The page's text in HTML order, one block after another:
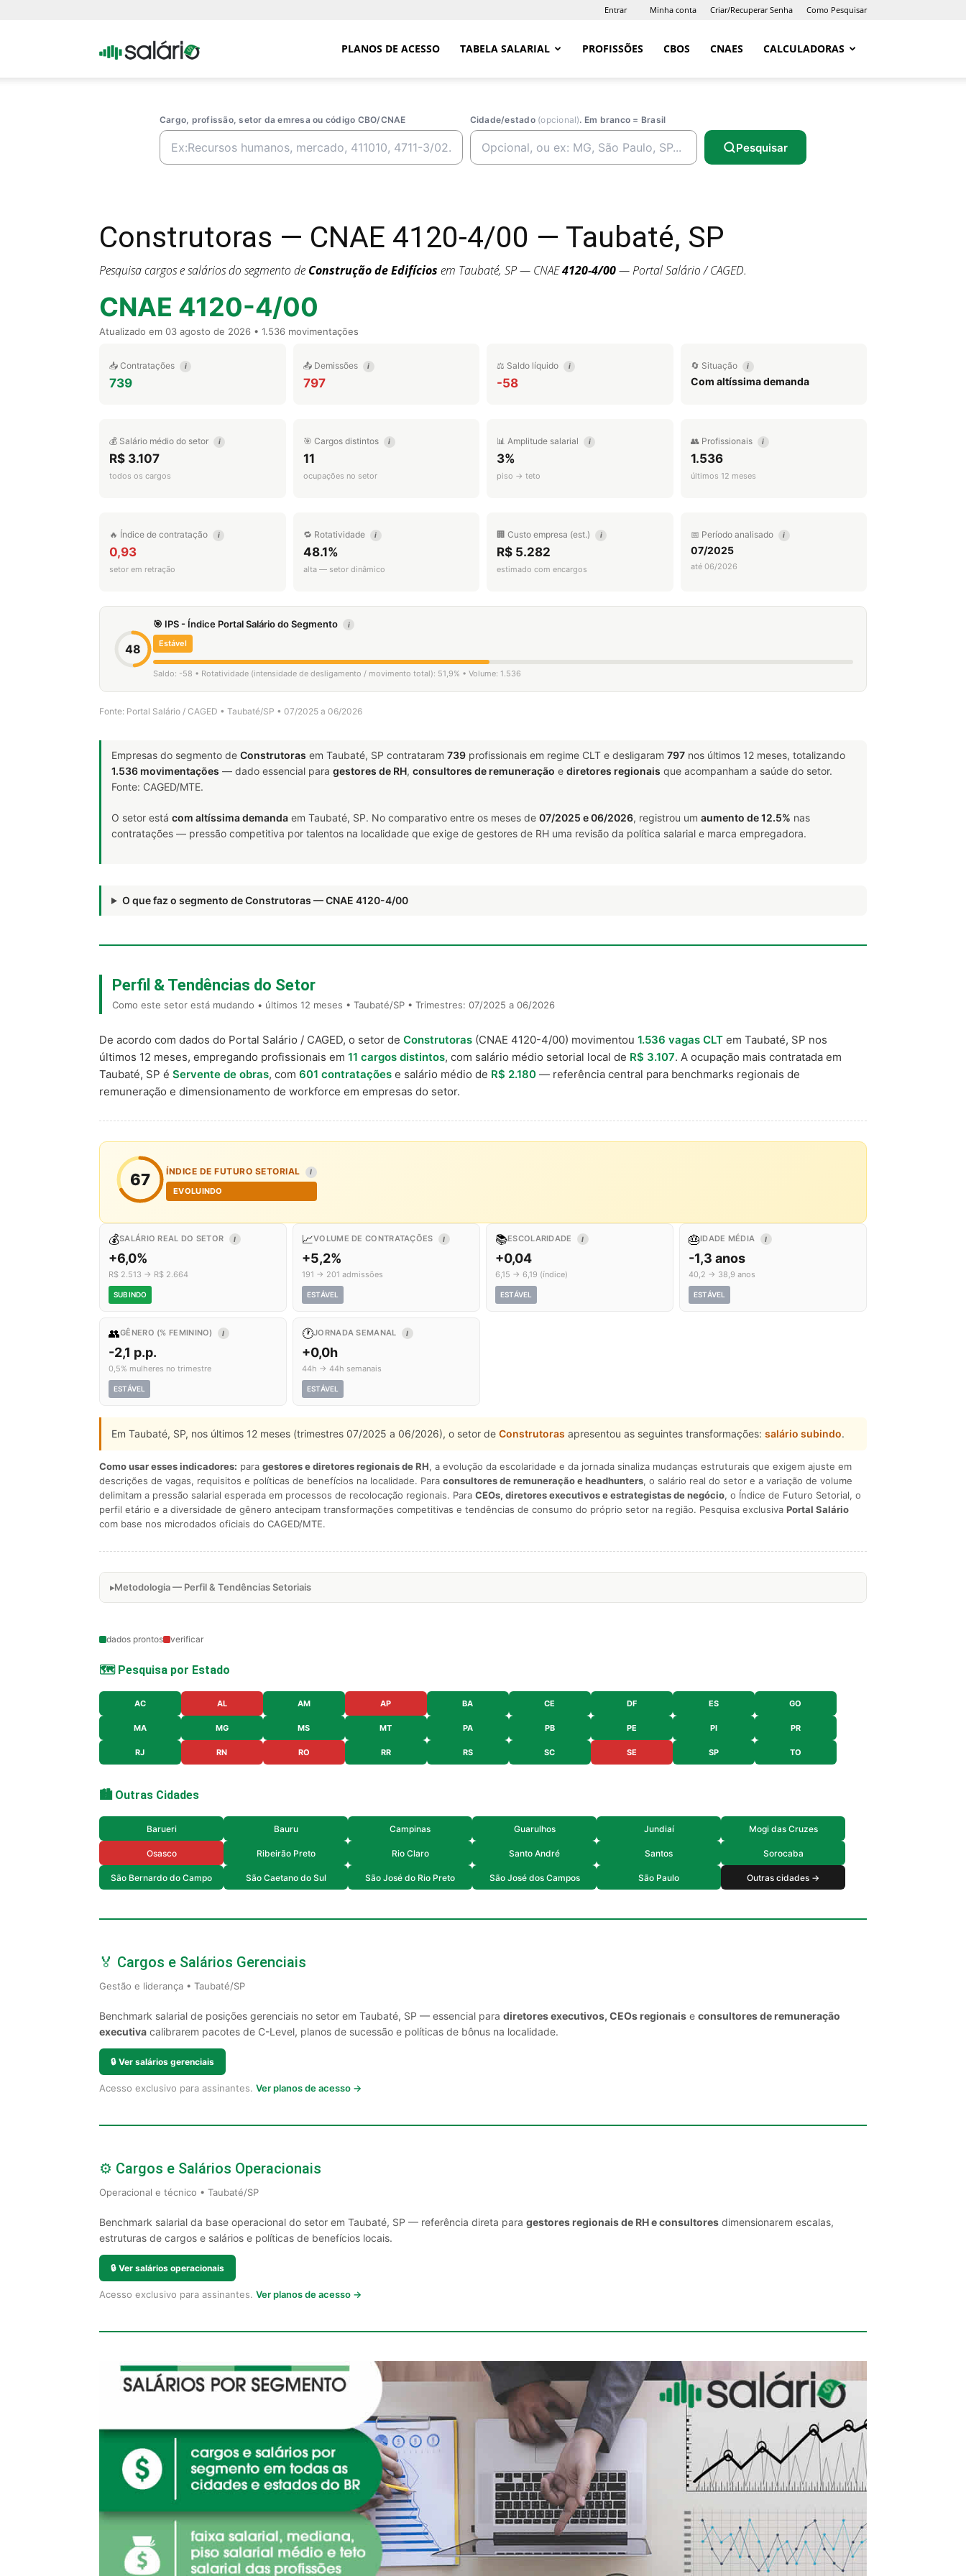
Entrar Minha conta Criar/Recuperar Senha Como Pesquisar
Portal PLANOS DE ACESSO TABELA SALARIAL PROFISSÕES CBOS CNAES CALCULADORAS
Cargo, profissão, setor da emresa ou código CBO/CNAE Cidade/estado (opcional). Em branco = Brasil
Pesquisar
Construtoras — CNAE 4120-4/00 — Taubaté, SP
Pesquisa cargos e salários do segmento de Construção de Edifícios em Taubaté, SP — CNAE4120-4/00— Portal Salário / CAGED.
CNAE 4120-4/00
Atualizado em 03 agosto de 2026 • 1.536 movimentações
📥 Contratações i
739
📤 Demissões i
797
⚖️ Saldo líquido i
-58
🔄 Situação i
Com altíssima demanda
💰 Salário médio do setor i
R$ 3.107
todos os cargos
🎯 Cargos distintos i
11
ocupações no setor
📊 Amplitude salarial i
3%
piso → teto
👥 Profissionais i
1.536
últimos 12 meses
🔥 Índice de contratação i
0,93
setor em retração
🔁 Rotatividade i
48.1%
alta — setor dinâmico
🏢 Custo empresa (est.) i
R$ 5.282
estimado com encargos
📅 Período analisado i
07/2025
até 06/2026
48
🎯 IPS - Índice Portal Salário do Segmento i
Estável
Saldo: -58 • Rotatividade (intensidade de desligamento / movimento total): 51,9% • Volume: 1.536
Fonte: Portal Salário / CAGED • Taubaté/SP • 07/2025 a 06/2026
Empresas do segmento de Construtoras em Taubaté, SP contrataram 739 profissionais em regime CLT e desligaram 797 nos últimos 12 meses, totalizando
1.536 movimentações — dado essencial para gestores de RH, consultores de remuneração e diretores regionais que acompanham a saúde do setor.
Fonte: CAGED/MTE.
O setor está com altíssima demanda em Taubaté, SP. No comparativo entre os meses de 07/2025 e 06/2026, registrou um aumento de 12.5% nas
contratações — pressão competitiva por talentos na localidade que exige de gestores de RH uma revisão da política salarial e marca empregadora.
O que faz o segmento de Construtoras — CNAE 4120-4/00
Perfil & Tendências do Setor
Como este setor está mudando • últimos 12 meses • Taubaté/SP • Trimestres: 07/2025 a 06/2026
De acordo com dados do Portal Salário / CAGED, o setor de Construtoras (CNAE 4120-4/00) movimentou 1.536 vagas CLT em Taubaté, SP nos
últimos 12 meses, empregando profissionais em 11 cargos distintos, com salário médio setorial local de R$ 3.107. A ocupação mais contratada em
Taubaté, SP é Servente de obras, com 601 contratações e salário médio de R$ 2.180 — referência central para benchmarks regionais de
remuneração e dimensionamento de workforce em empresas do setor.
67 ÍNDICE DE FUTURO SETORIAL I
EVOLUINDO
💰SALÁRIO REAL DO SETOR I
+6,0%
R$ 2.513 → R$ 2.664
SUBINDO
📈VOLUME DE CONTRATAÇÕES I
+5,2%
191 → 201 admissões
ESTÁVEL
📚ESCOLARIDADE I
+0,04
6,15 → 6,19 (índice)
ESTÁVEL
🎂IDADE MÉDIA I
-1,3 anos
40,2 → 38,9 anos
ESTÁVEL
👥GÊNERO (% FEMININO) I
-2,1 p.p.
0,5% mulheres no trimestre
ESTÁVEL
🕐JORNADA SEMANAL I
+0,0h
44h → 44h semanais
ESTÁVEL
Em Taubaté, SP, nos últimos 12 meses (trimestres 07/2025 a 06/2026), o setor de Construtoras apresentou as seguintes transformações: salário subindo.
Como usar esses indicadores: para gestores e diretores regionais de RH, a evolução da escolaridade e da jornada sinaliza mudanças estruturais que exigem ajuste em
descrições de vagas, requisitos e políticas de benefícios na localidade. Para consultores de remuneração e headhunters, o salário real do setor e a variação de volume
delimitam a pressão salarial esperada em processos de recolocação regionais. Para CEOs, diretores executivos e estrategistas de negócio, o Índice de Futuro Setorial, o
perfil etário e a diversidade de gênero antecipam transformações competitivas e tendências de consumo do próprio setor na região. Pesquisa exclusiva Portal Salário
com base nos microdados oficiais do CAGED/MTE.
Metodologia — Perfil & Tendências Setoriais
dados prontos verificar
🗺️ Pesquisa por Estado
AC AL AM AP BA CE DF ES GO
MA MG MS MT PA PB PE PI PR
RJ RN RO RR RS SC SE SP TO
🏙️ Outras Cidades
Barueri Bauru Campinas Guarulhos Jundiaí Mogi das Cruzes
Osasco Ribeirão Preto Rio Claro Santo André Santos Sorocaba
São Bernardo do Campo São Caetano do Sul São José do Rio Preto São José dos Campos São Paulo Outras cidades →
🏅 Cargos e Salários Gerenciais
Gestão e liderança • Taubaté/SP
Benchmark salarial de posições gerenciais no setor em Taubaté, SP — essencial para diretores executivos, CEOs regionais e consultores de remuneração
executiva calibrarem pacotes de C-Level, planos de sucessão e políticas de bônus na localidade.
🔒 Ver salários gerenciais
Acesso exclusivo para assinantes. Ver planos de acesso →
⚙️ Cargos e Salários Operacionais
Operacional e técnico • Taubaté/SP
Benchmark salarial da base operacional do setor em Taubaté, SP — referência direta para gestores regionais de RH e consultores dimensionarem escalas,
estruturas de cargos e salários e políticas de benefícios locais.
🔒 Ver salários operacionais
Acesso exclusivo para assinantes. Ver planos de acesso →